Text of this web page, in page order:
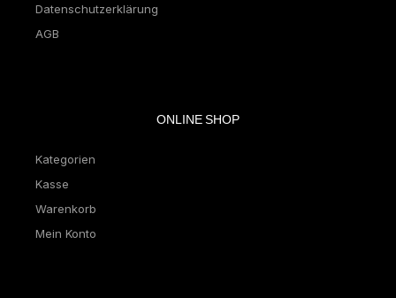
Datenschutzerklärung
AGB
ONLINE SHOP
Kategorien
Kasse
Warenkorb
Mein Konto